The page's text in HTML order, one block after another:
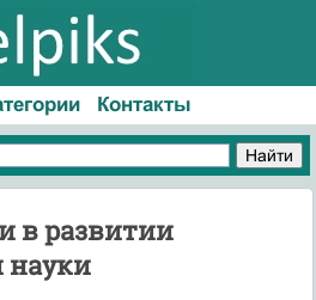
Контакты
в развитии
науки